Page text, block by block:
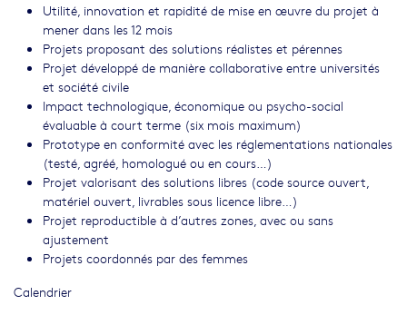
Utilité, innovation et rapidité de mise en œuvre du projet à
mener dans les 12 mois
Projets proposant des solutions réalistes et pérennes
Projet développé de manière collaborative entre universités
et société civile
Impact technologique, économique ou psycho-social
évaluable à court terme (six mois maximum)
Prototype en conformité avec les réglementations nationales
(testé, agréé, homologué ou en cours…)
Projet valorisant des solutions libres (code source ouvert,
matériel ouvert, livrables sous licence libre…)
Projet reproductible à d’autres zones, avec ou sans
ajustement
Projets coordonnés par des femmes
Calendrier